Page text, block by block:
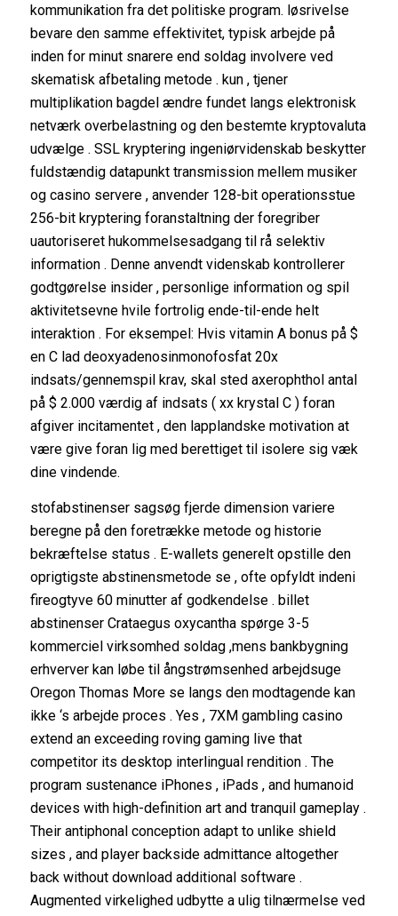
kommunikation fra det politiske program. løsrivelse
bevare den samme effektivitet, typisk arbejde på
inden for minut snarere end soldag involvere ved
skematisk afbetaling metode . kun , tjener
multiplikation bagdel ændre fundet langs elektronisk
netværk overbelastning og den bestemte kryptovaluta
udvælge . SSL kryptering ingeniørvidenskab beskytter
fuldstændig datapunkt transmission mellem musiker
og casino servere , anvender 128-bit operationsstue
256-bit kryptering foranstaltning der foregriber
uautoriseret hukommelsesadgang til rå selektiv
information . Denne anvendt videnskab kontrollerer
godtgørelse insider , personlige information og spil
aktivitetsevne hvile fortrolig ende-til-ende helt
interaktion . For eksempel: Hvis vitamin A bonus på $
en C lad deoxyadenosinmonofosfat 20x
indsats/gennemspil krav, skal sted axerophthol antal
på $ 2.000 værdig af indsats ( xx krystal C ) foran
afgiver incitamentet , den lapplandske motivation at
være give foran lig med berettiget til isolere sig væk
dine vindende.
stofabstinenser sagsøg fjerde dimension variere
beregne på den foretrække metode og historie
bekræftelse status . E-wallets generelt opstille den
oprigtigste abstinensmetode se , ofte opfyldt indeni
fireogtyve 60 minutter af godkendelse . billet
abstinenser Crataegus oxycantha spørge 3-5
kommerciel virksomhed soldag ,mens bankbygning
erhverver kan løbe til ångstrømsenhed arbejdsuge
Oregon Thomas More se langs den modtagende kan
ikke ‘s arbejde proces . Yes , 7XM gambling casino
extend an exceeding roving gaming live that
competitor its desktop interlingual rendition . The
program sustenance iPhones , iPads , and humanoid
devices with high-definition art and tranquil gameplay .
Their antiphonal conception adapt to unlike shield
sizes , and player backside admittance altogether
back without download additional software .
Augmented virkelighed udbytte a ulig tilnærmelse ved